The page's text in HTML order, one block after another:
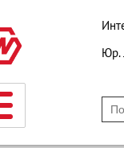
Юр.